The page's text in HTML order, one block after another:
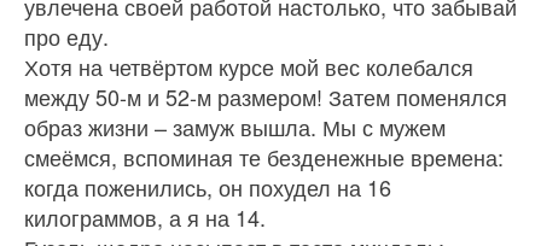
про еду.
Хотя на четвёртом курсе мой вес ко­лебался
между 50-м и 52‑м размером! Затем поменялся
образ жизни – замуж вышла. Мы с мужем
смеёмся, вспоминая те безденежные времена:
когда поженились, он похудел на 16
килограммов, а я на 14.